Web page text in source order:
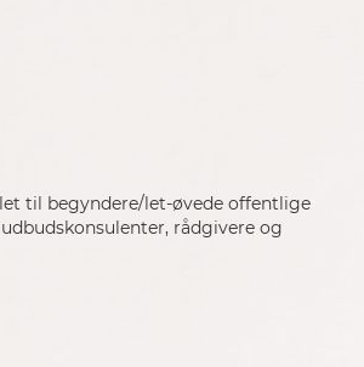
til begyndere/let-øvede offentlige
rådgivere og